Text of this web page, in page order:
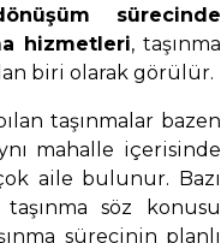
sürecinde
hizmetleri, taşınma
biri olarak görülür.
taşınmalar bazen
mahalle içerisinde
aile bulunur. Bazı
söz konusu
sürecinin planlı